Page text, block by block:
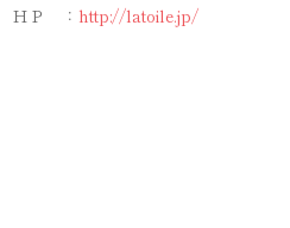
ＨＰ ： http://latoile.jp/